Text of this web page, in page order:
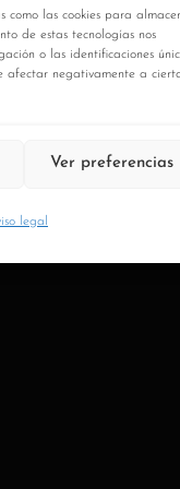
como las cookies para
de estas tecnologías nos
o las identificaciones
afectar negativamente a
Ver preferencias
legal